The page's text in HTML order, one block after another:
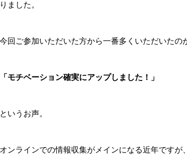
りました。
今回ご参加いただいた方から一番多くいただいたの
「モチベーション確実にアップしました！」
というお声。
オンラインでの情報収集がメインになる近年ですが